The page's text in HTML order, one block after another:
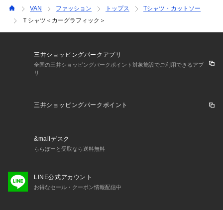
VAN ファッション トップス
Tシャツ・カットソー
Ｔシャツ＜カーグラフィック＞
三井ショッピングパークアプリ
全国の三井ショッピングパークポイント対象施設でご利用できるアプ
リ
三井ショッピングパークポイント
&mallデスク
ららぽーと受取なら送料無料
LINE公式アカウント
お得なセール・クーポン情報配信中